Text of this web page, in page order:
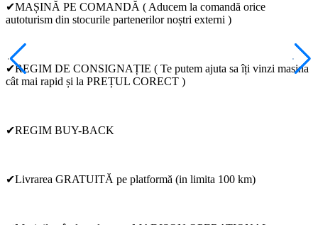
✔MAȘINĂ PE COMANDĂ ( Aducem la comandă orice
autoturism din stocurile partenerilor noștri externi )
✔REGIM DE CONSIGNAȚIE ( Te putem ajuta sa îți vinzi masina
cât mai rapid și la PREȚUL CORECT )
✔REGIM BUY-BACK
✔Livrarea GRATUITĂ pe platformă (in limita 100 km)